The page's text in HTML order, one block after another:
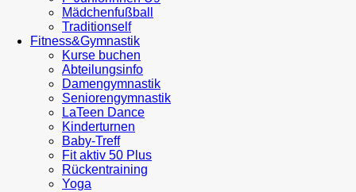
Mädchenfußball
Traditionself
Fitness&Gymnastik
Kurse buchen
Abteilungsinfo
Damengymnastik
Seniorengymnastik
LaTeen Dance
Kinderturnen
Baby-Treff
Fit aktiv 50 Plus
Rückentraining
Yoga